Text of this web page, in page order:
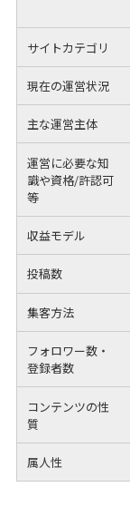
サイトカテゴリ
現在の運営状況
主な運営主体
運営に必要な知
識や資格/許認可
等
収益モデル
投稿数
集客方法
フォロワー数・
登録者数
コンテンツの性
質
属人性